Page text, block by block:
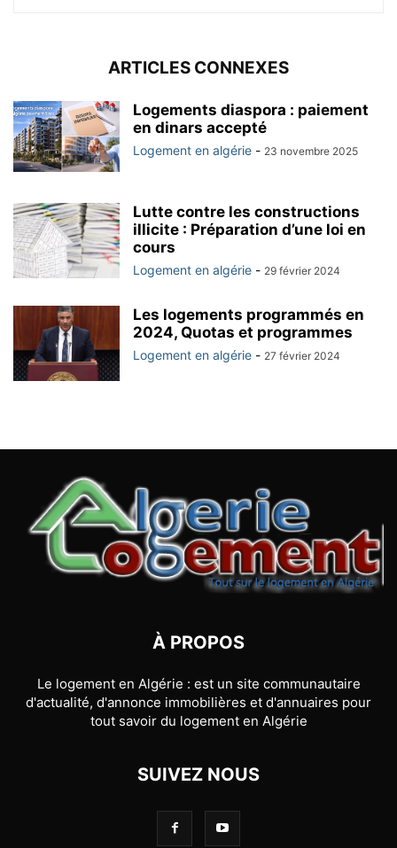
ARTICLES CONNEXES
Logements diaspora : paiement
en dinars accepté
Logement en algérie - 23 novembre 2025
Lutte contre les constructions
illicite : Préparation d’une loi en
cours
Logement en algérie - 29 février 2024
Les logements programmés en
2024, Quotas et programmes
Logement en algérie - 27 février 2024
À PROPOS
Le logement en Algérie : est un site communautaire
d'actualité, d'annonce immobilières et d'annuaires pour
tout savoir du logement en Algérie
SUIVEZ NOUS